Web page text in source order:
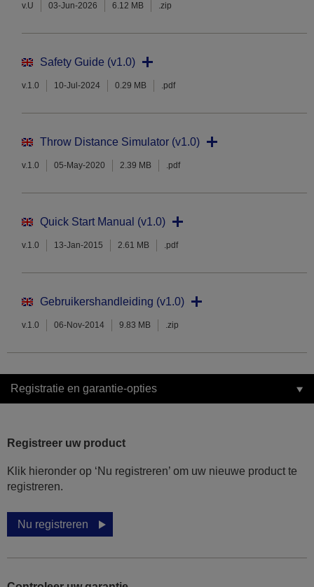
v.U 03-Jun-2026 6.12 MB .zip
Safety Guide (v1.0)
v.1.0 10-Jul-2024 0.29 MB .pdf
Throw Distance Simulator (v1.0)
v.1.0 05-May-2020 2.39 MB .pdf
Quick Start Manual (v1.0)
v.1.0 13-Jan-2015 2.61 MB .pdf
Gebruikershandleiding (v1.0)
v.1.0 06-Nov-2014 9.83 MB .zip
Registratie en garantie-opties
Registreer uw product
Klik hieronder op ‘Nu registreren’ om uw nieuwe product te
registreren.
Nu registreren